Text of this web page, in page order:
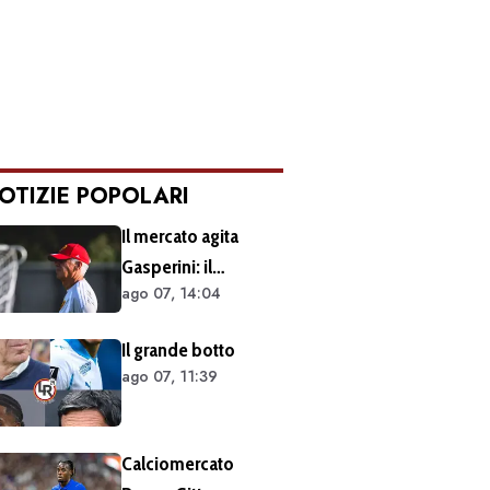
POPOLARI
Il mercato agita
Gasperini: il
retroscena dietro al
Ecco cosa è emerso
dal meeting con la
ago 07, 14:04
Il grande botto
ago 07, 11:39
Calciomercato